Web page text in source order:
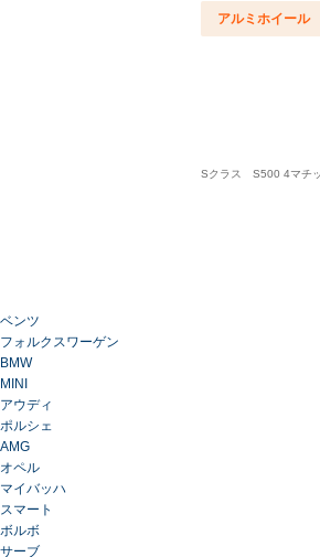
アルミホイール
Sクラス S500 4マチッ
ベンツ
フォルクスワーゲン
BMW
MINI
アウディ
ポルシェ
AMG
オペル
マイバッハ
スマート
ボルボ
サーブ